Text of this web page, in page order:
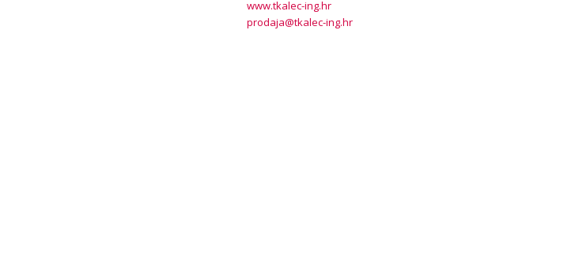
www.tkalec-ing.hr
prodaja@tkalec-ing.hr